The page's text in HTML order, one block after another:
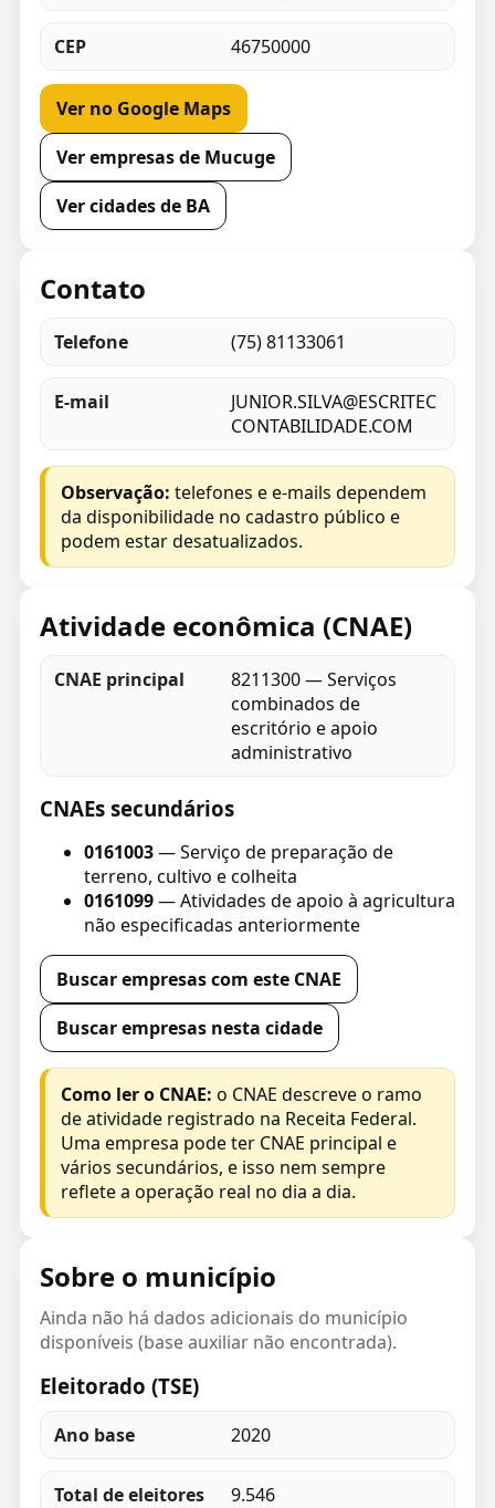
CEP 46750000
Ver no Google Maps
Ver empresas de Mucuge
Ver cidades de BA
Contato
Telefone (75) 81133061
E-mail
JUNIOR.SILVA@ESCRITEC
CONTABILIDADE.COM
Observação: telefones e e-mails dependem
da disponibilidade no cadastro público e
podem estar desatualizados.
Atividade econômica (CNAE)
CNAE principal
8211300 — Serviços
combinados de
escritório e apoio
administrativo
CNAEs secundários
0161003— Serviço de preparação de
terreno, cultivo e colheita
0161099— Atividades de apoio à agricultura
não especificadas anteriormente
Buscar empresas com este CNAE
Buscar empresas nesta cidade
Como ler o CNAE: o CNAE descreve o ramo
de atividade registrado na Receita Federal.
Uma empresa pode ter CNAE principal e
vários secundários, e isso nem sempre
reflete a operação real no dia a dia.
Sobre o município
Ainda não há dados adicionais do município
disponíveis (base auxiliar não encontrada).
Eleitorado (TSE)
Ano base 2020
Total de eleitores 9.546